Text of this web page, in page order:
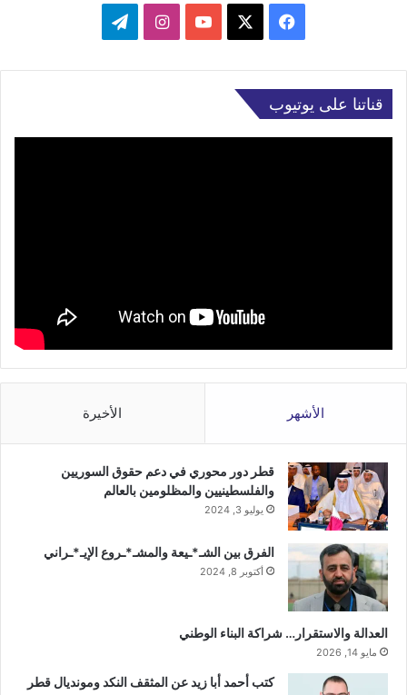
فيسبوك ‫YouTubeانستقرامتيلقرام
قناتنا على يوتيوب
الأشهر الأخيرة
قطر دور محوري في دعم حقوق السوريين
والفلسطينيين والمظلومين بالعالم
يوليو 3, 2024
الفرق بين الشـ*ـيعة والمشـ*ـروع الإيـ*ـراني
أكتوبر 8, 2024
العدالة والاستقرار… شراكة البناء الوطني
مايو 14, 2026
كتب أحمد أبا زيد عن المثقف النكد ومونديال قطر